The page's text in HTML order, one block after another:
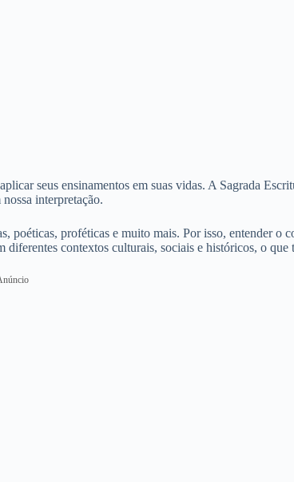
seus ensinamentos em suas vidas. A Sagrada
interpretação.
proféticas e muito mais. Por isso, entender o
contextos culturais, sociais e históricos, o que